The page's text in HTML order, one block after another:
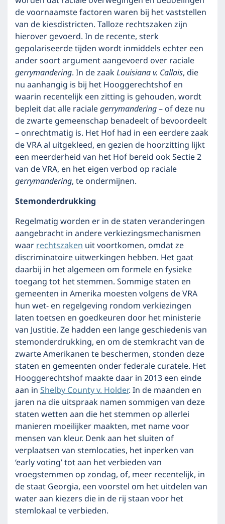
de voornaamste factoren waren bij het vaststellen
van de kiesdistricten. Talloze rechtszaken zijn
hierover gevoerd. In de recente, sterk
gepolariseerde tijden wordt inmiddels echter een
ander soort argument aangevoerd over raciale
gerrymandering. In de zaakLouisiana v. Callais, die
nu aanhangig is bij het Hooggerechtshof en
waarin recentelijk een zitting is gehouden, wordt
bepleit dat alle racialegerrymandering– of deze nu
de zwarte gemeenschap benadeelt of bevoordeelt
– onrechtmatig is. Het Hof had in een eerdere zaak
de VRA al uitgekleed, en gezien de hoorzitting lijkt
een meerderheid van het Hof bereid ook Sectie 2
van de VRA, en het eigen verbod op raciale
gerrymandering, te ondermijnen.
Stemonderdrukking
Regelmatig worden er in de staten veranderingen
aangebracht in andere verkiezingsmechanismen
waarrechtszakenuit voortkomen, omdat ze
discriminatoire uitwerkingen hebben. Het gaat
daarbij in het algemeen om formele en fysieke
toegang tot het stemmen. Sommige staten en
gemeenten in Amerika moesten volgens de VRA
hun wet- en regelgeving rondom verkiezingen
laten toetsen en goedkeuren door het ministerie
van Justitie. Ze hadden een lange geschiedenis van
stemonderdrukking, en om de stemkracht van de
zwarte Amerikanen te beschermen, stonden deze
staten en gemeenten onder federale curatele. Het
Hooggerechtshof maakte daar in 2013 een einde
aan inShelby County v. Holder. In de maanden en
jaren na die uitspraak namen sommigen van deze
staten wetten aan die het stemmen op allerlei
manieren moeilijker maakten, met name voor
mensen van kleur. Denk aan het sluiten of
verplaatsen van stemlocaties, het inperken van
‘early voting’ tot aan het verbieden van
vroegstemmen op zondag, of, meer recentelijk, in
de staat Georgia, een voorstel om het uitdelen van
water aan kiezers die in de rij staan voor het
stemlokaal te verbieden.